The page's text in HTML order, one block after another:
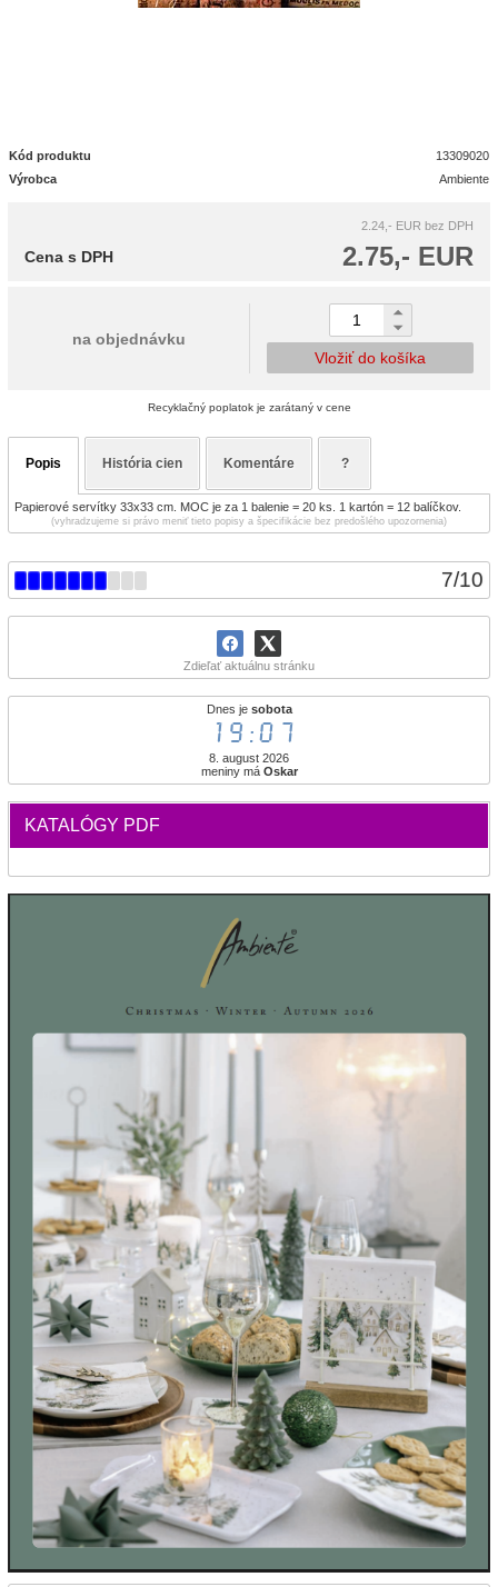
7/10
Zdieľať aktuálnu stránku
Dnes je sobota
19:07
8. august 2026
meniny má Oskar
KATALÓGY PDF
Kód produktu
13309020
Výrobca
Ambiente
2.24,- EUR bez DPH
2.75,- EUR
Cena s DPH
na objednávku
Vložiť do košíka
Recyklačný poplatok je zarátaný v cene
Popis História cien Komentáre ?
Papierové servítky 33x33 cm. MOC je za 1 balenie = 20 ks. 1 kartón = 12 balíčkov.
(vyhradzujeme si právo meniť tieto popisy a špecifikácie bez predošlého upozornenia)